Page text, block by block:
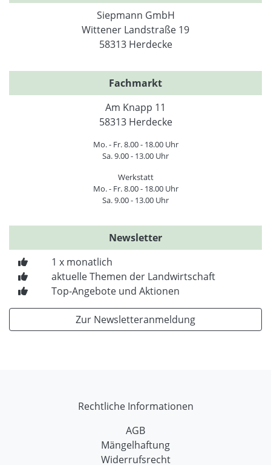
Siepmann GmbH
Wittener Landstraße 19
58313 Herdecke
Fachmarkt
Am Knapp 11
58313 Herdecke
Mo. - Fr. 8.00 - 18.00 Uhr
Sa. 9.00 - 13.00 Uhr
Werkstatt
Mo. - Fr. 8.00 - 18.00 Uhr
Sa. 9.00 - 13.00 Uhr
Newsletter
1 x monatlich
aktuelle Themen der Landwirtschaft
Top-Angebote und Aktionen
Zur Newsletteranmeldung
Rechtliche Informationen
AGB
Mängelhaftung
Widerrufsrecht